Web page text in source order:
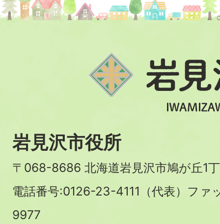
岩見沢市役所
〒068-8686 北海道岩見沢市鳩が丘1
電話番号:0126-23-4111（代表）フ
9977